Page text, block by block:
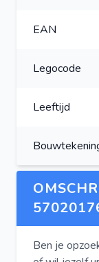
EAN
Legocode
Leeftijd
Ben je